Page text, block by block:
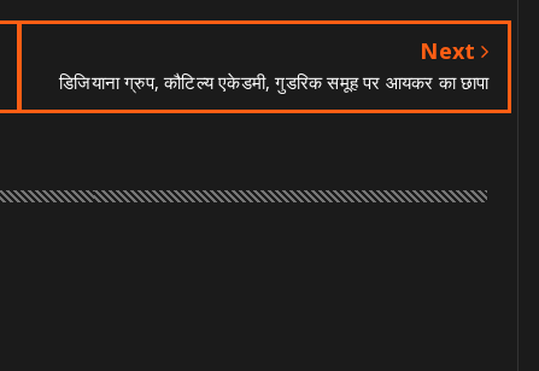
Next
डिजियाना ग्रुप, कौटिल्य एकेडमी, गुडरिक समूह पर आयकर का छापा